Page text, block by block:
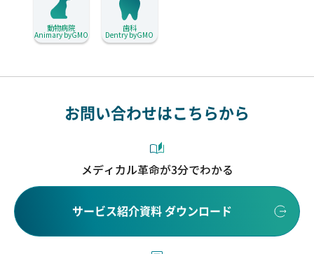
動物病院
Animary byGMO
歯科
Dentry byGMO
お問い合わせはこちらから
メディカル革命が3分でわかる
サービス紹介資料 ダウンロード